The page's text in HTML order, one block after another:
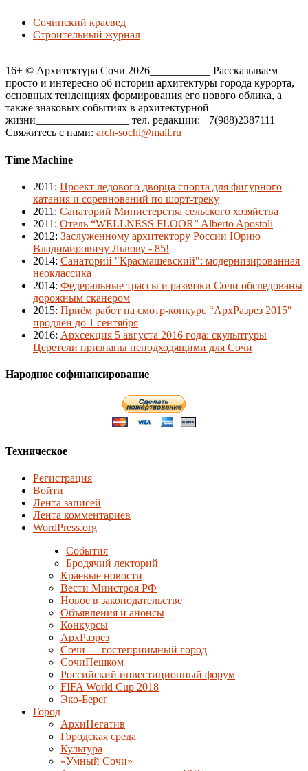
Сочинский краевед
Строительный журнал
16+ © Архитектура Сочи 2026___________ Рассказываем
просто и интересно об истории архитектуры города курорта,
основных тенденциях формирования его нового облика, а
также знаковых событиях в архитектурной
жизни_________________ тел. редакции: +7(988)2387111
Свяжитесь с нами: arch-sochi@mail.ru
Time Machine
2011 : Проект ледового дворца спорта для фигурного
катания и соревнований по шорт-треку
2011 : Санаторий Министерства сельского хозяйства
2011 : Отель “WELLNESS FLOOR” Alberto Apostoli
2012: Заслуженному архитектору России Юрию
Владимировичу Львову - 85!
2014: Санаторий "Красмашевский": модернизированная
неоклассика
2014: Федеральные трассы и развязки Сочи обследованы
дорожным сканером
2015: Приём работ на смотр-конкурс “АрхРазрез 2015″
продлён до 1 сентября
2016: Архсекция 5 августа 2016 года: скульптуры
Церетели признаны неподходящими для Сочи
Народное софинансирование
Техническое
Регистрация
Войти
Лента записей
Лента комментариев
WordPress.org
События
Бродячий лекторий
Краевые новости
Вести Минстроя РФ
Новое в законодательстве
Объявления и анонсы
Конкурсы
АрхРазрез
Сочи — гостеприимный город
СочиПешком
Российский инвестиционный форум
FIFA World Cup 2018
Эко-Берег
Город
АрхиНегатив
Городская среда
Культура
«Умный Сочи»